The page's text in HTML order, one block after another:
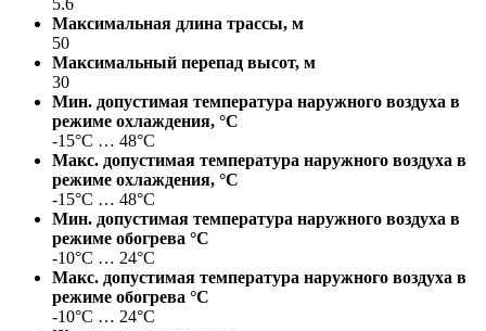
5.6
Максимальная длина трассы, м
50
Максимальный перепад высот, м
30
Мин. допустимая температура наружного воздуха в
режиме охлаждения, °С
-15°C … 48°C
Макс. допустимая температура наружного воздуха в
режиме охлаждения, °С
-15°C … 48°C
Мин. допустимая температура наружного воздуха в
режиме обогрева °С
-10°C … 24°C
Макс. допустимая температура наружного воздуха в
режиме обогрева °С
-10°C … 24°C